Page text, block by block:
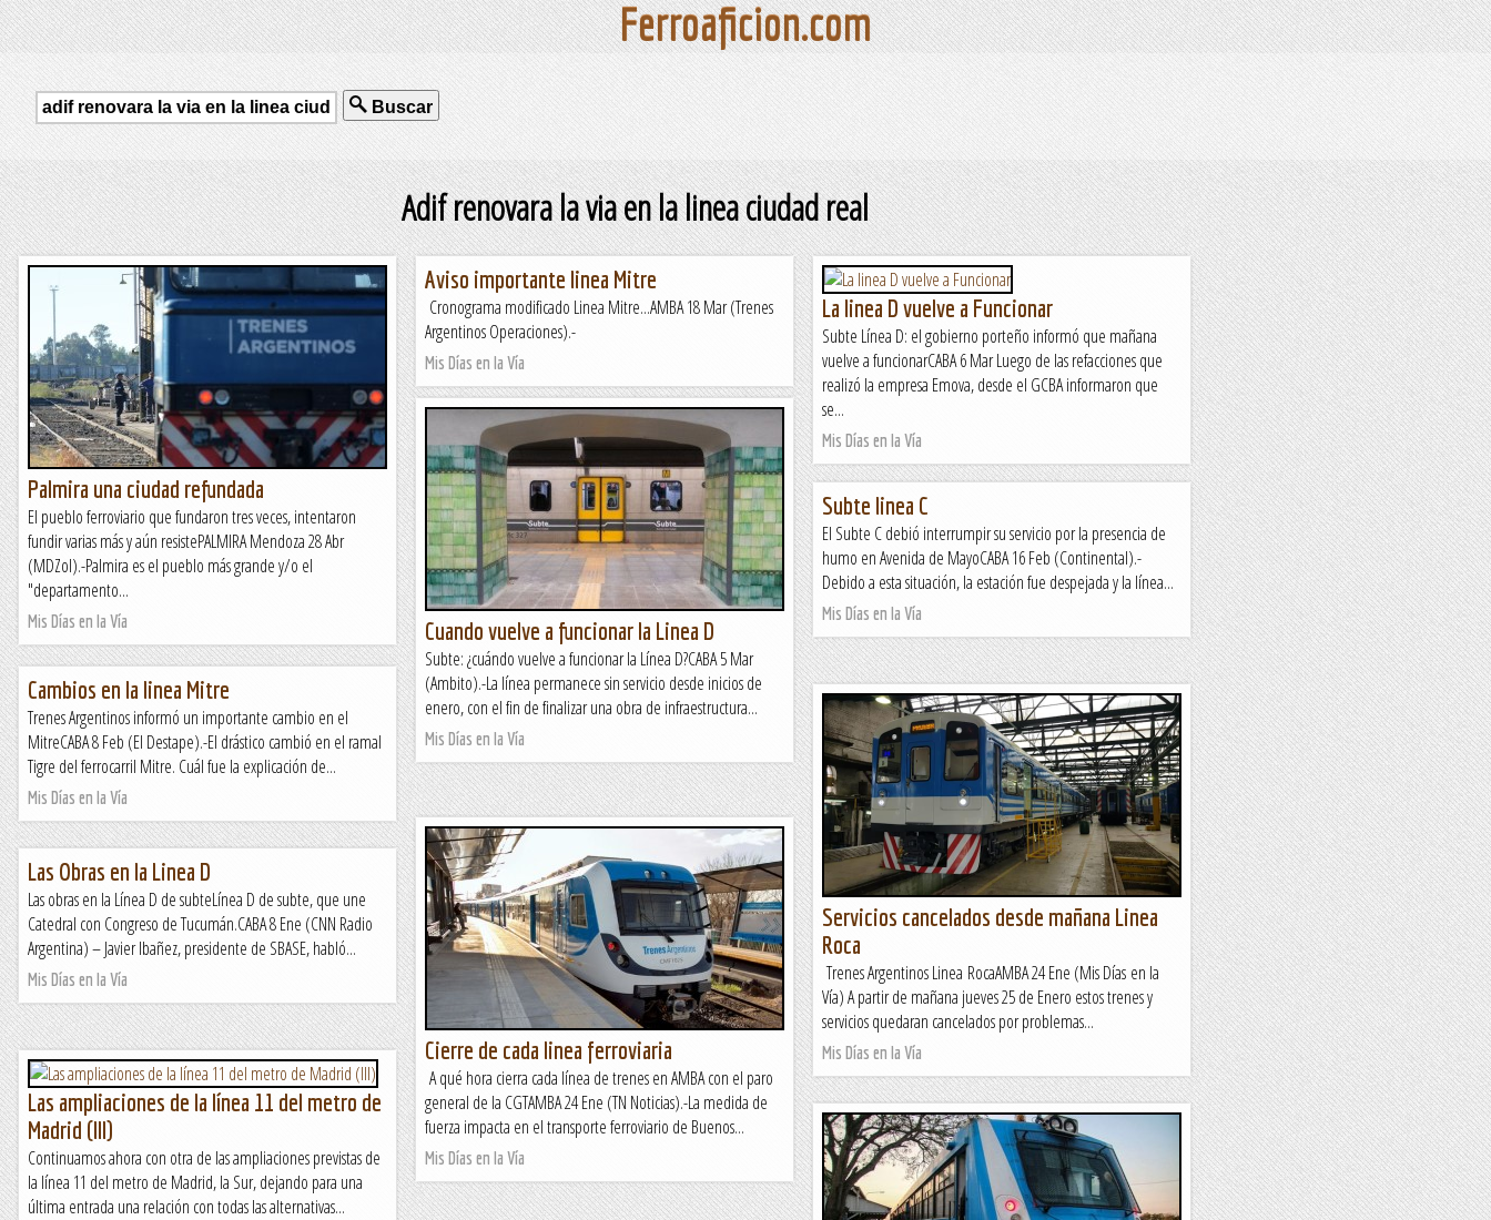
Ferroaficion.com
Buscar
Adif renovara la via en la linea ciudad real
Palmira una ciudad refundada
El pueblo ferroviario que fundaron tres veces, intentaron
fundir varias más y aún resistePALMIRA Mendoza 28 Abr
(MDZol).-Palmira es el pueblo más grande y/o el
"departamento...
Mis Días en la Vía
Aviso importante linea Mitre
Cronograma modificado Linea Mitre...AMBA 18 Mar (Trenes
Argentinos Operaciones).-
Mis Días en la Vía
La linea D vuelve a Funcionar
Subte Línea D: el gobierno porteño informó que mañana
vuelve a funcionarCABA 6 Mar Luego de las refacciones que
realizó la empresa Emova, desde el GCBA informaron que
se...
Mis Días en la Vía
Cuando vuelve a funcionar la Linea D
Subte: ¿cuándo vuelve a funcionar la Línea D?CABA 5 Mar
(Ambito).-La línea permanece sin servicio desde inicios de
enero, con el fin de finalizar una obra de infraestructura...
Mis Días en la Vía
Subte linea C
El Subte C debió interrumpir su servicio por la presencia de
humo en Avenida de MayoCABA 16 Feb (Continental).-
Debido a esta situación, la estación fue despejada y la línea...
Mis Días en la Vía
Cambios en la linea Mitre
Trenes Argentinos informó un importante cambio en el
MitreCABA 8 Feb (El Destape).-El drástico cambió en el ramal
Tigre del ferrocarril Mitre. Cuál fue la explicación de...
Mis Días en la Vía
Servicios cancelados desde mañana Linea
Roca
Trenes Argentinos Linea RocaAMBA 24 Ene (Mis Días en la
Vía) A partir de mañana jueves 25 de Enero estos trenes y
servicios quedaran cancelados por problemas...
Mis Días en la Vía
Cierre de cada linea ferroviaria
A qué hora cierra cada línea de trenes en AMBA con el paro
general de la CGTAMBA 24 Ene (TN Noticias).-La medida de
fuerza impacta en el transporte ferroviario de Buenos...
Mis Días en la Vía
Las Obras en la Linea D
Las obras en la Línea D de subteLínea D de subte, que une
Catedral con Congreso de Tucumán.CABA 8 Ene (CNN Radio
Argentina) – Javier Ibañez, presidente de SBASE, habló...
Mis Días en la Vía
Las ampliaciones de la línea 11 del metro de
Madrid (III)
Continuamos ahora con otra de las ampliaciones previstas de
la línea 11 del metro de Madrid, la Sur, dejando para una
última entrada una relación con todas las alternativas...